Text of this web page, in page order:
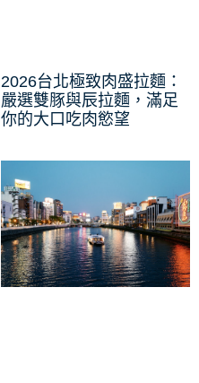
2026台北極致肉盛拉麵：
嚴選雙豚與辰拉麵，滿足
你的大口吃肉慾望